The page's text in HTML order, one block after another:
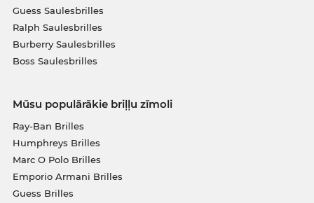
Guess Saulesbrilles
Ralph Saulesbrilles
Burberry Saulesbrilles
Boss Saulesbrilles
Mūsu populārākie briļļu zīmoli
Ray-Ban Brilles
Humphreys Brilles
Marc O Polo Brilles
Emporio Armani Brilles
Guess Brilles